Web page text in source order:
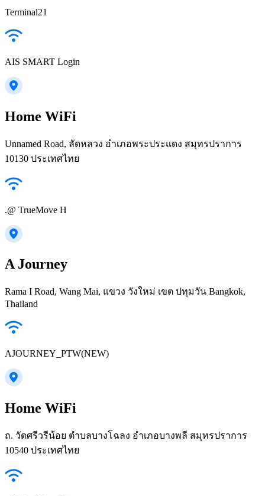
Terminal21
AIS SMART Login
Home WiFi
Unnamed Road, ลัดหลวง อำเภอพระประแดง สมุทรปราการ
10130 ประเทศไทย
.@ TrueMove H
A Journey
Rama I Road, Wang Mai, แขวง วังใหม่ เขต ปทุมวัน Bangkok,
Thailand
AJOURNEY_PTW(NEW)
Home WiFi
ถ. วัดศรีวรีน้อย ตำบลบางโฉลง อำเภอบางพลี สมุทรปราการ
10540 ประเทศไทย